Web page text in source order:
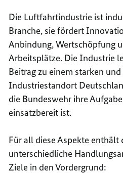
Die Luftfahrtindustrie ist
Branche, sie fördert
Anbindung, Wertschöpfung
Arbeitsplätze. Die Industrie
Beitrag zu einem starken
Industriestandort
die Bundeswehr ihre
einsatzbereit ist.
Für all diese Aspekte enthält
unterschiedliche
Ziele in den Vordergrund: